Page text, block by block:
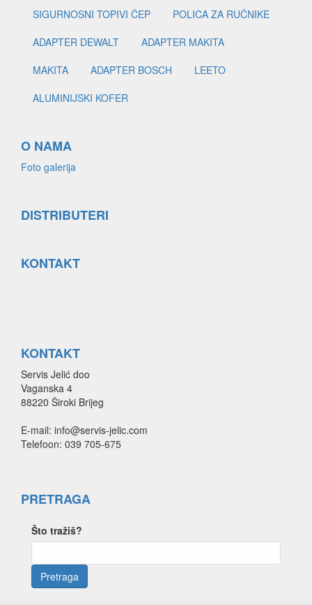
SIGURNOSNI TOPIVI ČEP
POLICA ZA RUČNIKE
ADAPTER DEWALT
ADAPTER MAKITA
MAKITA
ADAPTER BOSCH
LEETO
ALUMINIJSKI KOFER
O NAMA
Foto galerija
DISTRIBUTERI
KONTAKT
KONTAKT
Servis Jelić doo
Vaganska 4
88220 Široki Brijeg
E-mail: info@servis-jelic.com
Telefoon: 039 705-675
PRETRAGA
Što tražiš?